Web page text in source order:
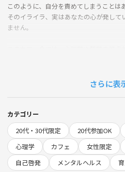
このように、自分を責めてしまうことは
そのイライラ、実はあなたの心が発し
ません。
自分の心と丁寧に向き合い、イライラの
少人数のアットホームな会ですので、
初めての方も、お一人でのご参加も大歓
〇 ご案内 〇
・日時
さらに表
カテゴリー
20代・30代限定
20代参加OK
心理学
カフェ 女性限定
自己啓発
メンタルヘルス